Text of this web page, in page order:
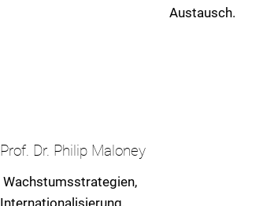
Austausch.
Prof. Dr. Philip Maloney
Wachstumsstrategien,